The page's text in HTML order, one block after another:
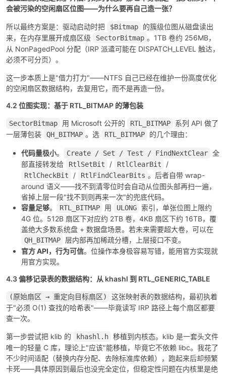
会被污染的空闲扇区位图——为什么要再自己造一张？
所以最终方案是：驱动启动时把 $Bitmap
的簇级位图从磁盘读出
来，在内存里展开成扇区级
SectorBitmap 。1TB 卷约 256MB，
从 NonPagedPool 分配（IRP 派遣可能在 DISPATCH_LEVEL 触达，
必须不可分页）。
这一步本质上是"借力打力"——NTFS 自己已经在维护一份高度优化
的空闲扇区数据结构，去复用它，而不是再造一份。
4.2 位图实现：基于 RTL_BITMAP 的薄包装
SectorBitmap 用 Microsoft 公开的 RTL_BITMAP
系列 API 做了
一层薄包装
QH_BITMAP 。选 RTL_BITMAP 的几个理由：
代码量极小。 Create / Set / Test / FindNextClear 全
部直接转发给
RtlSetBit / RtlClearBit /
RtlCheckBit / RtlFindClearBits 。后者自带 wrap-
around 语义——找不到清零位时会自动从位图头部再扫一遍，
省掉上层一段"找不到则再来一次"的兜底代码。
容量足够。 RTL_BITMAP 用 ULONG
索引，单张位图上限约
4G 位。512B 扇区下对应约 2TB 卷，4KB 扇区下约 16TB，覆
盖绝大多数系统盘 + 数据盘场景。若未来需要超大卷，可以在
QH_BITMAP
层内部再加稀疏分槽，上层接口不变。
官方 API，行为可信。位操作本身极容易写错，能用官方实现就
用官方实现。
4.3 偏移记录表的数据结构：从 khashl 到 RTL_GENERIC_TABLE
(原始扇区 → 重定向目标扇区)
这张映射表的数据结构，最初执着
于"必须 O(1) 查找的哈希表"——毕竟读写 IRP 路径上每个扇区都要
查一次。
第一步尝试把 klib 的 khashl.h 移植到内核态。klib 是一套头文件
唯一的轻量 C 库，理论上"应该"能移植，毕竟它不依赖 libc。我花了
不少时间适配（替换内存分配、去除标准库依赖），跑起来后却频繁
卡死——具体原因到最后也没完全定位，但稳定性问题在内核里是绝